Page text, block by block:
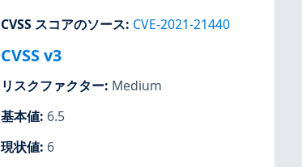
CVSS スコアのソース: CVE-2021-21440
CVSS v3
リスクファクター: Medium
基本値: 6.5
現状値: 6